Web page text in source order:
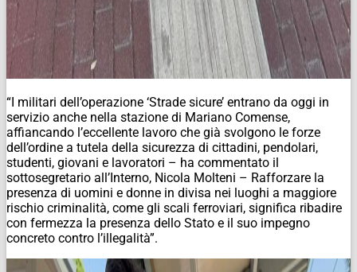
“I militari dell’operazione ‘Strade sicure’ entrano da oggi in
servizio anche nella stazione di Mariano Comense,
affiancando l’eccellente lavoro che già svolgono le forze
dell’ordine a tutela della sicurezza di cittadini, pendolari,
studenti, giovani e lavoratori – ha commentato il
sottosegretario all’Interno, Nicola Molteni – Rafforzare la
presenza di uomini e donne in divisa nei luoghi a maggiore
rischio criminalità, come gli scali ferroviari, significa ribadire
con fermezza la presenza dello Stato e il suo impegno
concreto contro l’illegalità”.